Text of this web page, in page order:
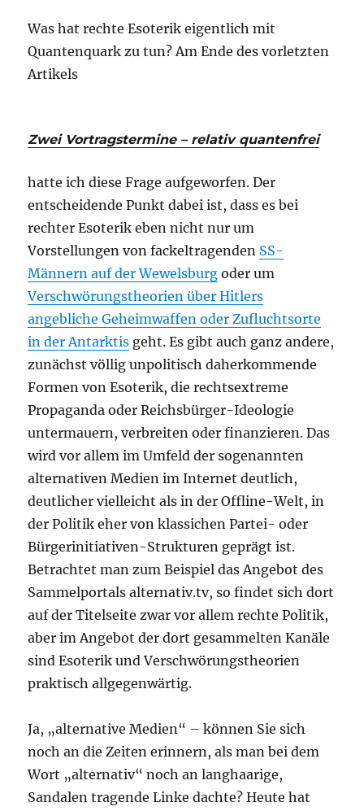
Was hat rechte Esoterik eigentlich mit
Quantenquark zu tun? Am Ende des vorletzten
Artikels
Zwei Vortragstermine – relativ quantenfrei
hatte ich diese Frage aufgeworfen. Der
entscheidende Punkt dabei ist, dass es bei
rechter Esoterik eben nicht nur um
Vorstellungen von fackeltragenden SS-
Männern auf der Wewelsburg oder um
Verschwörungstheorien über Hitlers
angebliche Geheimwaffen oder Zufluchtsorte
in der Antarktis geht. Es gibt auch ganz andere,
zunächst völlig unpolitisch daherkommende
Formen von Esoterik, die rechtsextreme
Propaganda oder Reichsbürger-Ideologie
untermauern, verbreiten oder finanzieren. Das
wird vor allem im Umfeld der sogenannten
alternativen Medien im Internet deutlich,
deutlicher vielleicht als in der Offline-Welt, in
der Politik eher von klassichen Partei- oder
Bürgerinitiativen-Strukturen geprägt ist.
Betrachtet man zum Beispiel das Angebot des
Sammelportals alternativ.tv, so findet sich dort
auf der Titelseite zwar vor allem rechte Politik,
aber im Angebot der dort gesammelten Kanäle
sind Esoterik und Verschwörungstheorien
praktisch allgegenwärtig.
Ja, „alternative Medien“ – können Sie sich
noch an die Zeiten erinnern, als man bei dem
Wort „alternativ“ noch an langhaarige,
Sandalen tragende Linke dachte? Heute hat